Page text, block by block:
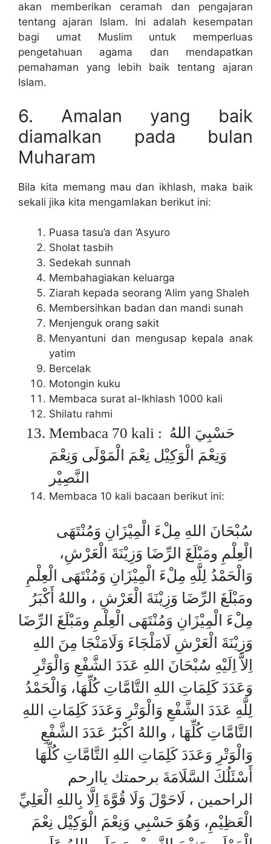
akan memberikan ceramah dan pengajaran
tentang ajaran Islam. Ini adalah kesempatan
bagi umat Muslim untuk memperluas
pengetahuan agama dan mendapatkan
pemahaman yang lebih baik tentang ajaran
Islam.
6. Amalan yang baik
diamalkan pada bulan
Muharam
Bila kita memang mau dan ikhlash, maka baik
sekali jika kita mengamlakan berikut ini:
Puasa tasu’a dan ‘Asyuro
Sholat tasbih
Sedekah sunnah
Membahagiakan keluarga
Ziarah kepada seorang ‘Alim yang Shaleh
Membersihkan badan dan mandi sunah
Menjenguk orang sakit
Menyantuni dan mengusap kepala anak
yatim
Bercelak
Motongin kuku
Membaca surat al-Ikhlash 1000 kali
Shilatu rahmi
Membaca 70 kali : حَسْبِيَ اللهُ
وَنِعْمَ الْوَكِيْل نِعْمَ الْمَوْلَى وَنِعْمَ
النَّصِيْر
Membaca 10 kali bacaan berikut ini:
الْعِلْمِ ومَبْلَغَ الرِّضَا وَزِيْنَةَ الْعَرْشِ،
وَالْحَمْدُ لِلَّهِ مِلْءَ الْمِيْزَانِ وَمُنْتَهَى الْعِلْمِ
ومَبْلَغَ الرِّضَا وَزِيْنَةَ الْعَرْشِ ، واللهُ أَكْبَرُ
مِلْءَ الْمِيْزَانِ وَمُنْتَهَى الْعِلْمِ ومَبْلَغَ الرِّضَا
وَزِيْنَةَ الْعَرْشِ لَامَلْجَاءَ وَلَامَنْجَا مِنَ اللهِ
اِلاَّ اِلَيْهِ سُبْحَانَ اللهِ عَدَدَ الشَّفْعِ وَالْوَتْرِ
وَعَدَدَ كَلِمَاتِ اللهِ التَّامَّاتِ كُلِّهَا، وَالْحَمْدُ
لِلَّهِ عَدَدَ الشَّفْعِ وَالْوَتْرِ وَعَدَدَ كَلِمَاتِ اللهِ
التَّامَّاتِ كُلِّهَا ، واللهُ اكْبَرُ عَدَدَ الشَّفْعِ
وَالْوَتْرِ وَعَدَدَ كَلِمَاتِ اللهِ التَّامَّاتِ كُلِّهَا
أَسْئَلُكَ السَّلَامَةَ برحمتك ياارحم
الراحمين ، لَاحَوْلَ وَلَا قُوَّةَ اِلَّا بِاللهِ الْعَلِيِّ
الْعَظِيْمِ، وَهُوَ حَسْبِي وَنِعْمَ الْوَكِيْل نِعْمَ